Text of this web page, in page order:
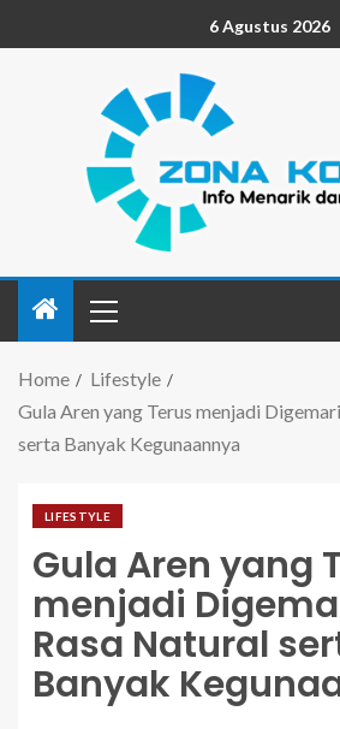
6 Agustus 2026
Home
Lifestyle
Gula Aren yang Terus menjadi
serta Banyak Kegunaannya
LIFESTYLE
Gula Aren yang
menjadi
Rasa Natural
Banyak